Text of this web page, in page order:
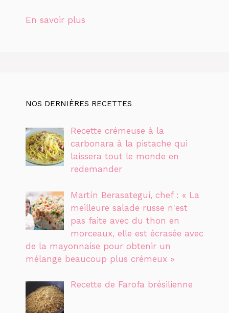
En savoir plus
NOS DERNIÈRES RECETTES
Recette crémeuse à la
carbonara à la pistache qui
laissera tout le monde en
redemander
Martín Berasategui, chef : « La
meilleure salade russe n'est
pas faite avec du thon en
morceaux, elle est écrasée avec
de la mayonnaise pour obtenir un
mélange beaucoup plus crémeux »
Recette de Farofa brésilienne